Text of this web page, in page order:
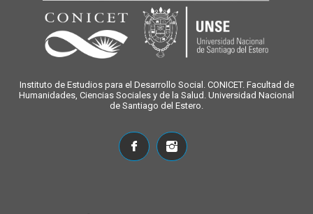
Instituto de Estudios para el Desarrollo Social. CONICET. Facultad de
Humanidades, Ciencias Sociales y de la Salud. Universidad Nacional
de Santiago del Estero.